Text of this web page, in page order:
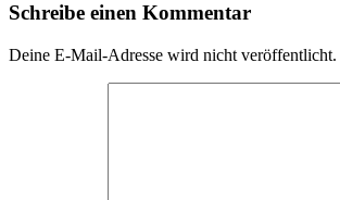
Schreibe einen Kommentar
Deine E-Mail-Adresse wird nicht veröffentlicht.